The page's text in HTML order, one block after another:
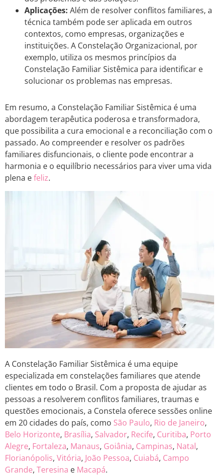
Aplicações: Além de resolver conflitos familiares, a
técnica também pode ser aplicada em outros
contextos, como empresas, organizações e
instituições. A Constelação Organizacional, por
exemplo, utiliza os mesmos princípios da
Constelação Familiar Sistêmica para identificar e
solucionar os problemas nas empresas.
Em resumo, a Constelação Familiar Sistêmica é uma
abordagem terapêutica poderosa e transformadora,
que possibilita a cura emocional e a reconciliação com o
passado. Ao compreender e resolver os padrões
familiares disfuncionais, o cliente pode encontrar a
harmonia e o equilíbrio necessários para viver uma vida
plena efeliz.
A Constelação Familiar Sistêmica é uma equipe
especializada em constelações familiares que atende
clientes em todo o Brasil. Com a proposta de ajudar as
pessoas a resolverem conflitos familiares, traumas e
questões emocionais, a Constela oferece sessões online
em 20 cidades do país, como São Paulo, Rio de Janeiro,
Belo Horizonte, Brasília, Salvador, Recife, Curitiba, Porto
Alegre, Fortaleza, Manaus, Goiânia, Campinas, Natal,
Florianópolis, Vitória, João Pessoa, Cuiabá, Campo
Grande, Teresina e Macapá.